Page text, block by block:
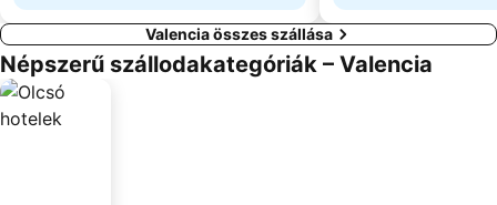
Valencia összes szállása
Népszerű szállodakategóriák – Valencia